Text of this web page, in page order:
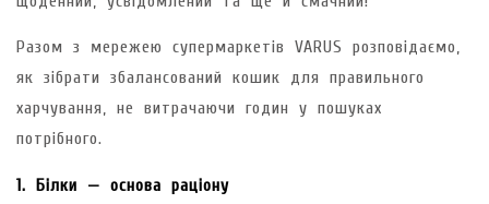
Разом з мережею супермаркетів VARUS розповідаємо,
як зібрати збалансований кошик для правильного
харчування, не витрачаючи годин у пошуках
потрібного.
1. Білки — основа раціону